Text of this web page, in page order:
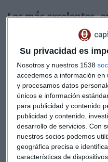
Su privacidad es
Nosotros y nuestros 1538
accedemos a información en
y procesamos datos
únicos e información
para publicidad y contenido
publicidad y contenido,
desarrollo de servicios. Con
nuestros socios podemos
geográfica precisa e
características de
Los más excelentes,
Este año, se han entregado
excelencia empresarial en
los premiados de la IV Edición:
Excelencia en la
Excelencia en la
Ayuntamiento de Madrid
Excelencia como Mejor
Excelencia al Bróker
Markets
Excelencia en Recursos